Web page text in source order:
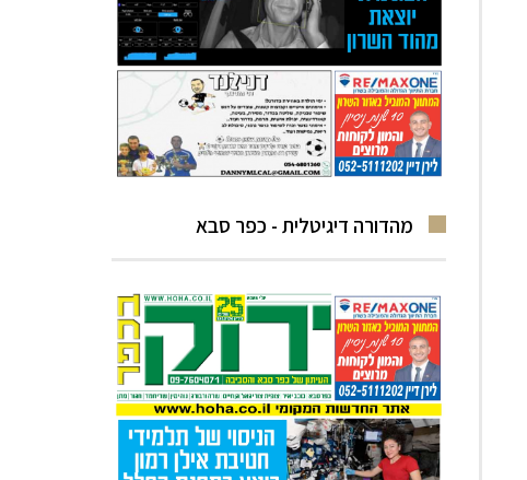
מהדורה דיגיטלית - כפר סבא